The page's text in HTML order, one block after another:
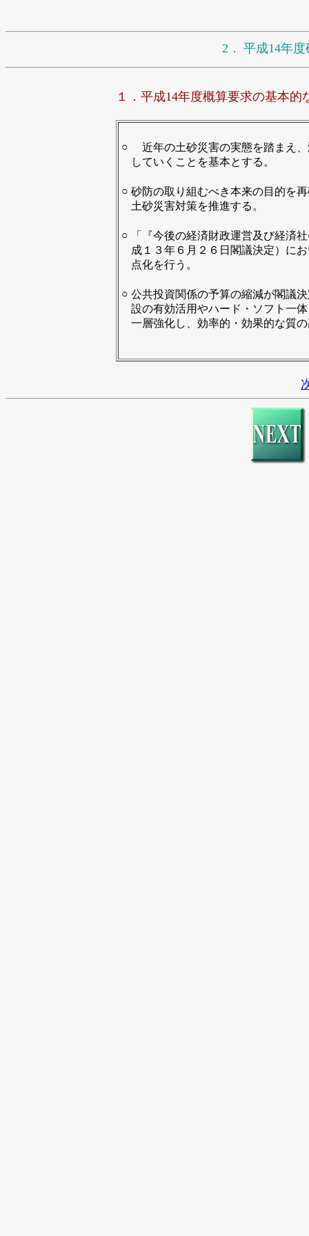
2． 平成14年
１．平成14年度概算要求の基本的
○
近年の土砂災害の実態を踏まえ
していくことを基本とする。
○ 砂防の取り組むべき本来の目的を
土砂災害対策を推進する。
○
「『今後の経済財政運営及び経済
成１３年６月２６日閣議決定）に
点化を行う。
○ 公共投資関係の予算の縮減が閣議
設の有効活用やハード・ソフト一
一層強化し、効率的・効果的な質